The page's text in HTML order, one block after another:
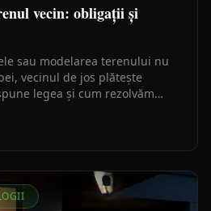
vecin: obligații și
sau modelarea terenului nu
vecinul de jos plătește
legea și cum rezolvăm